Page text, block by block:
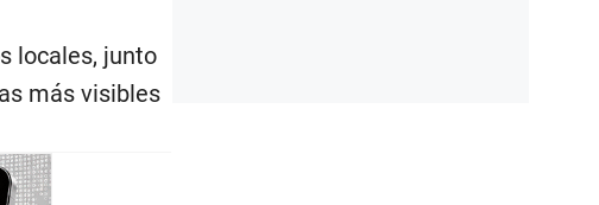
locales, junto
más visibles